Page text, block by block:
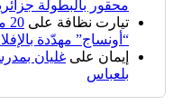
محقور بالبطولة
تيارت نظافة على
“أونساج” مهدّدة
إيمان على غليان
بلعباس